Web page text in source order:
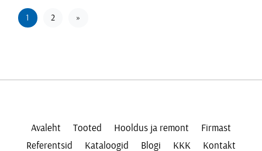
1 2 »
Avaleht Tooted Hooldus ja remont
Firmast
Referentsid
Kataloogid Blogi KKK Kontakt